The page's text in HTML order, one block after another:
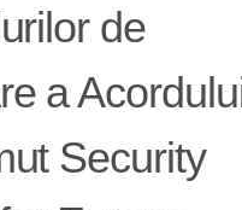
de
a
Security